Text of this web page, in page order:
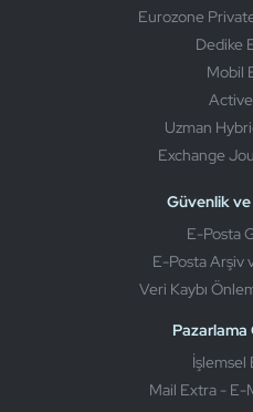
Eurozone
Dedike
Mobil
Uzman
Exchange
Güvenlik
E-Posta
E-Posta Arşiv
Veri Kaybı
Pazarlama
İşlemsel
Mail Extra - E-